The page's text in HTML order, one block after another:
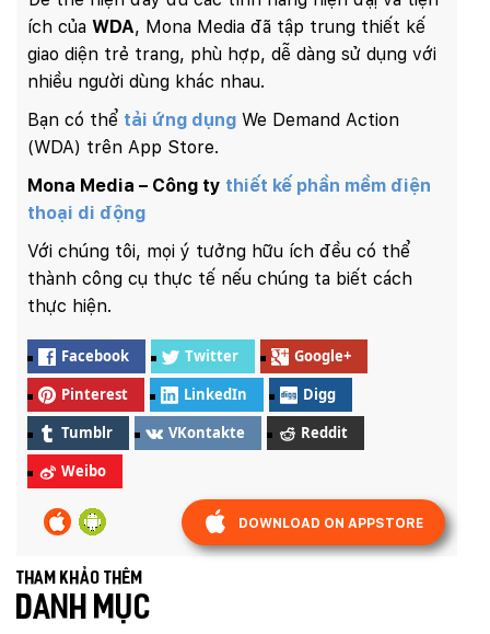
ích của WDA, Mona Media đã tập trung thiết kế
giao diện trẻ trang, phù hợp, dễ dàng sử dụng với
nhiều người dùng khác nhau.
Bạn có thể tải ứng dụng We Demand Action
(WDA) trên App Store.
Mona Media – Công ty thiết kế phần mềm điện
thoại di động
Với chúng tôi, mọi ý tưởng hữu ích đều có thể
thành công cụ thực tế nếu chúng ta biết cách
thực hiện.
Facebook Twitter
Google+
Pinterest
LinkedIn
Digg
Tumblr
VKontakte
Reddit
Weibo
DOWNLOAD ON APPSTORE
Tham khảo thêm
DANH MỤC